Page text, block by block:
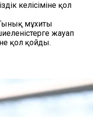
келісіміне қол
мұхиты
жауап
қол қойды.